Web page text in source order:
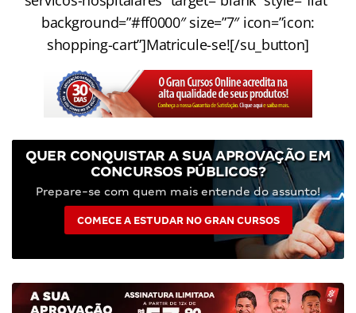
background=”#ff0000″ size=”7″ icon=”icon:
shopping-cart”]Matricule-se![/su_button]
QUER CONQUISTAR A SUA APROVAÇÃO EM
CONCURSOS PÚBLICOS?
Prepare-se com quem mais entende do assunto!
COMECE A ESTUDAR NO GRAN CURSOS